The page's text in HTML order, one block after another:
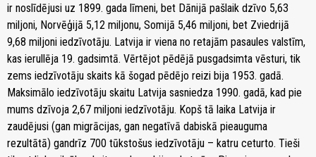
ir noslīdējusi uz 1899. gada līmeni, bet Dānijā pašlaik dzīvo 5,63
miljoni, Norvēģijā 5,12 miljonu, Somijā 5,46 miljoni, bet Zviedrijā
9,68 miljoni iedzīvotāju. Latvija ir viena no retajām pasaules valstīm,
kas ierullēja 19. gadsimtā. Vērtējot pēdējā pusgadsimta vēsturi, tik
zems iedzīvotāju skaits kā šogad pēdējo reizi bija 1953. gadā.
Maksimālo iedzīvotāju skaitu Latvija sasniedza 1990. gadā, kad pie
mums dzīvoja 2,67 miljoni iedzīvotāju. Kopš tā laika Latvija ir
zaudējusi (gan migrācijas, gan negatīvā dabiskā pieauguma
rezultātā) gandrīz 700 tūkstošus iedzīvotāju – katru ceturto. Tieši